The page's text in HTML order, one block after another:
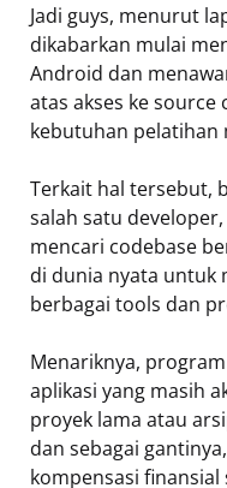
Jadi guys, menurut
dikabarkan mulai
Android dan
atas akses ke
kebutuhan pelatihan
Terkait hal tersebut,
salah satu
mencari codebase
di dunia nyata untuk
berbagai tools dan
Menariknya,
aplikasi yang masih
proyek lama atau
dan sebagai
kompensasi